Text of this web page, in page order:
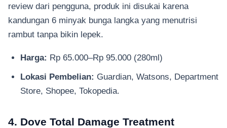
review dari pengguna, produk ini disukai karena
kandungan 6 minyak bunga langka yang menutrisi
rambut tanpa bikin lepek.
Harga: Rp 65.000–Rp 95.000 (280ml)
Lokasi Pembelian: Guardian, Watsons, Department
Store, Shopee, Tokopedia.
4. Dove Total Damage Treatment